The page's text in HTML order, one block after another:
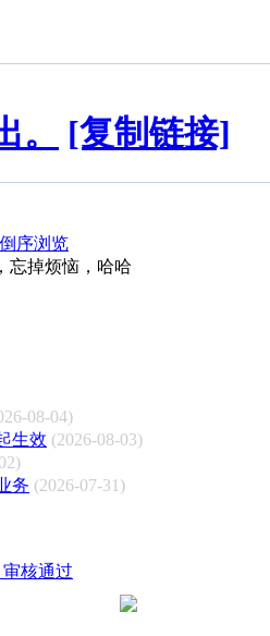
[复制链接]
倒序浏览
忘掉烦恼，哈哈
08-04)
生效 (2026-08-03)
务 (2026-07-31)
审核通过